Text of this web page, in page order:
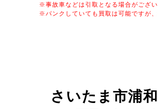
※事故車などは引取となる場合がござい
※パンクしていても買取は可能ですが、
さいたま市浦